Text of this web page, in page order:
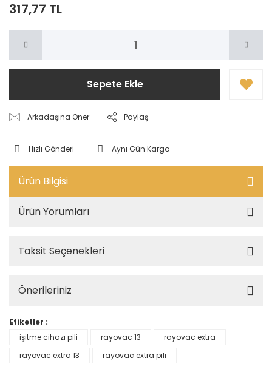
317,77 TL
Sepete Ekle
Arkadaşına Öner Paylaş
Hızlı Gönderi Aynı Gün Kargo
Ürün Bilgisi
Ürün Yorumları
Taksit Seçenekleri
Önerileriniz
Etiketler :
işitme cihazı pili
rayovac 13
rayovac extra
rayovac extra 13
rayovac extra pili